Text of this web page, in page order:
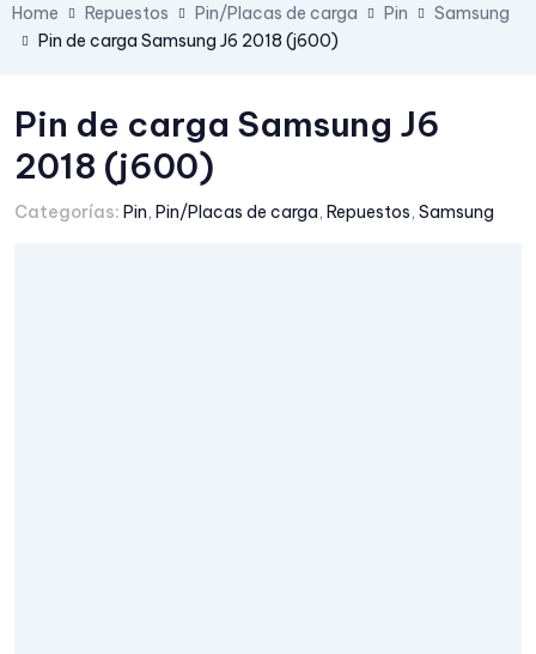
Home Repuestos Pin/Placas de carga Pin
Samsung
Pin de carga Samsung J6 2018 (j600)
Pin de carga Samsung J6
2018 (j600)
Categorías: Pin, Pin/Placas de carga, Repuestos, Samsung